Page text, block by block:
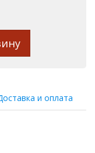
и оплата